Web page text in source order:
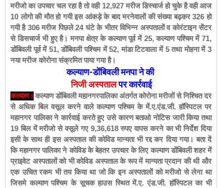
मरीजो का उपचार चल रहा है तो वही 12,927 मरीज डिस्चार्ज हो चुके है वही आज
10 लोगो की मौत हो गयी इस आंकड़े के बाद मरनेवालों की संख्या बढ़कर 326 हो
गयी है 306 मरीज पिछले 24 घंटे के भीतर विभिन्न अस्पतालों व कोरंटाइन सेंटर
से डिसचार्ज भी हुए है। मनपा क्षेत्र के कल्याण पूर्व में 25, कल्याण पश्चिम में 71,
डोंबिवली पूर्व में 51, डोंबिवली पश्चिम में 52, मांडा टिटवाला में 5तथा मोहना में 3
नया मरीज कोरोना संक्रमित पाया गया है।
कल्याण-डोंबिवली मनपा ने की
निजी अस्पतालपर कार्रवाई
कल्याण। कल्याण डोंबिवली महानगरपालिका अंतर्गत कोरोना मरीजों से निश्चित दर
से अधिक बिल वसूल करने वाले कल्याण पश्चिम के में.ए.एंड.जी. हॉस्पिटल पर
महानगर पालिका ने कार्रवाई करते हुए उसे कारण बताओ नोटिस जारी किया तथा
19 बिल में मरीजो से वसूले गए 9,36,618 रुपए वापस करने का भी निर्देश दिया
इसी के साथ ही इस अस्पताल की कोविड मान्यता भी रद्द कर दिया गया। बता दें
कि महानगर पालिका ने कोविड के बेहतर उपचार के लिए कल्याण डोंबिवली शहर में
प्राइवेट अस्पतालों को भी कोविड अस्पताल के रूप में मान्यता प्रदान की थी और
एक उचित रकम भी तय किया था जो कि इन अस्पतालों को मरीजो से लेना था
जिसमे कल्याण पश्चिम के सूचक हाउस स्थित में.ए. एंड.जी. हॉस्पिटल का भी